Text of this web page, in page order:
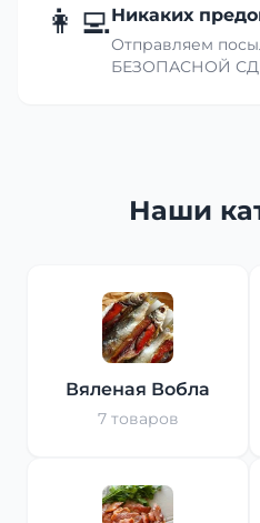
👩‍💻Никаких
Отправляем
БЕЗОПАСНОЙ
Наши
Вяленая Вобла
7 товаров